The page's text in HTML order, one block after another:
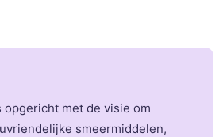
opgericht met de visie om
smeermiddelen,